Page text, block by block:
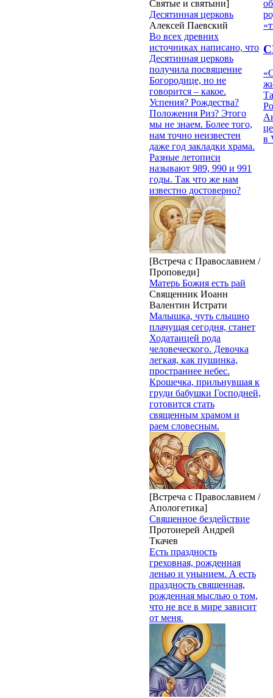
Святые и святыни]
Десятинная церковь
Алексей Паевский
Во всех древних
источниках написано, что
Десятинная церковь
получила посвящение
Богородице, но не
говорится – какое.
Успения? Рождества?
Положения Риз? Этого
мы не знаем. Более того,
нам точно неизвестен
даже год закладки храма.
Разные летописи
называют 989, 990 и 991
годы. Так что же нам
известно достоверно?
[Встреча с Православием /
Проповеди]
Матерь Божия есть рай
Священник Иоанн
Валентин Истрати
Малышка, чуть слышно
плачущая сегодня, станет
Ходатаицей рода
человеческого. Девочка
легкая, как пушинка,
пространнее небес.
Крошечка, прильнувшая к
груди бабушки Господней,
готовится стать
священным храмом и
раем словесным.
[Встреча с Православием /
Апологетика]
Священное бездействие
Протоиерей Андрей
Ткачев
Есть праздность
греховная, рожденная
ленью и унынием. А есть
праздность священная,
рожденная мыслью о том,
что не все в мире зависит
от меня.
в